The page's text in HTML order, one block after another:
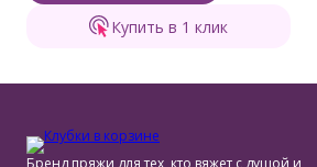
Купить в 1 клик